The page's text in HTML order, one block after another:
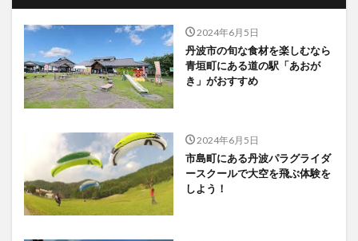
2024年6月5日
丹波市の旬な食材を楽しむなら
青垣町にある道の駅「あおが
き」がおすすめ
2024年6月5日
市島町にある丹波パラグライダ
ースクールで大空を飛ぶ体験を
しよう！